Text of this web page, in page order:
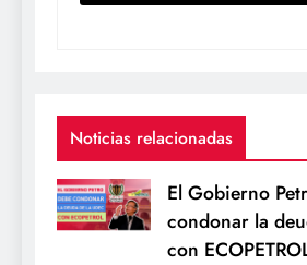
Noticias relacionadas
El Gobierno
condonar la
con